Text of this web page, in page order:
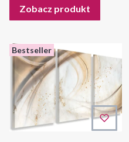
Zobacz produkt
Bestseller